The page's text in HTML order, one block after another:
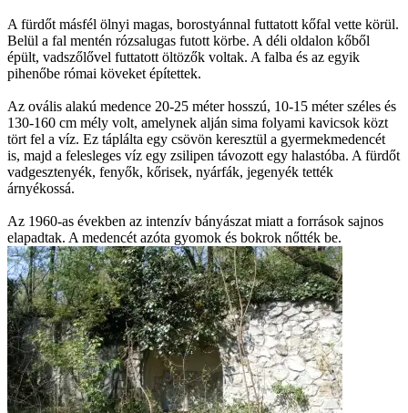
A fürdőt másfél ölnyi magas, borostyánnal futtatott kőfal vette körül.
Belül a fal mentén rózsalugas futott körbe. A déli oldalon kőből
épült, vadszőlővel futtatott öltözők voltak. A falba és az egyik
pihenőbe római köveket építettek.
Az ovális alakú medence 20-25 méter hosszú, 10-15 méter széles és
130-160 cm mély volt, amelynek alján sima folyami kavicsok közt
tört fel a víz. Ez táplálta egy csövön keresztül a gyermekmedencét
is, majd a felesleges víz egy zsilipen távozott egy halastóba. A fürdőt
vadgesztenyék, fenyők, kőrisek, nyárfák, jegenyék tették
árnyékossá.
Az 1960-as években az intenzív bányászat miatt a források sajnos
elapadtak. A medencét azóta gyomok és bokrok nőtték be.